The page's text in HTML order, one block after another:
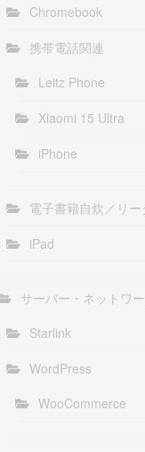
Chromebook
携帯電話関連
Leitz Phone
Xiaomi 15 Ultra
iPhone
電子書籍自炊／リー
iPad
サーバー・ネットワ
Starlink
WordPress
WooCommerce